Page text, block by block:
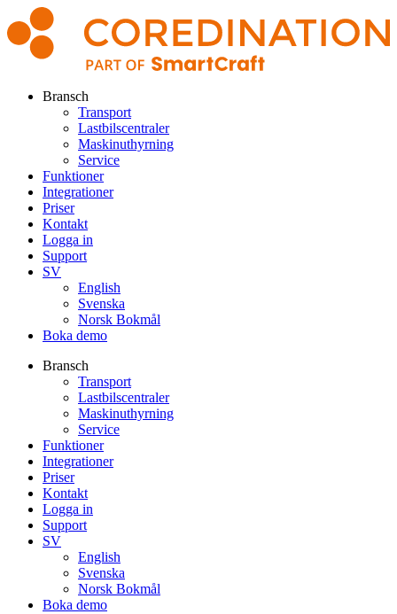
Bransch
Transport
Lastbilscentraler
Maskinuthyrning
Service
Funktioner
Integrationer
Priser
Kontakt
Logga in
Support
SV
English
Svenska
Norsk Bokmål
Boka demo
Bransch
Transport
Lastbilscentraler
Maskinuthyrning
Service
Funktioner
Integrationer
Priser
Kontakt
Logga in
Support
SV
English
Svenska
Norsk Bokmål
Boka demo